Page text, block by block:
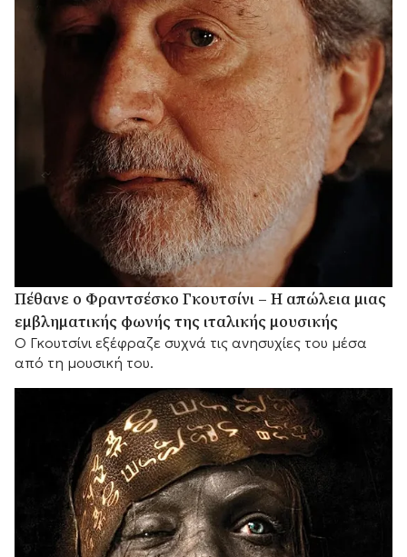
Πέθανε ο Φραντσέσκο Γκουτσίνι – Η απώλεια μιας
εμβληματικής φωνής της ιταλικής μουσικής
Ο Γκουτσίνι εξέφραζε συχνά τις ανησυχίες του μέσα
από τη μουσική του.